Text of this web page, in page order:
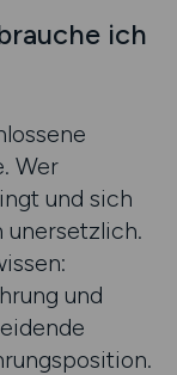
ich
Wer
und sich
und